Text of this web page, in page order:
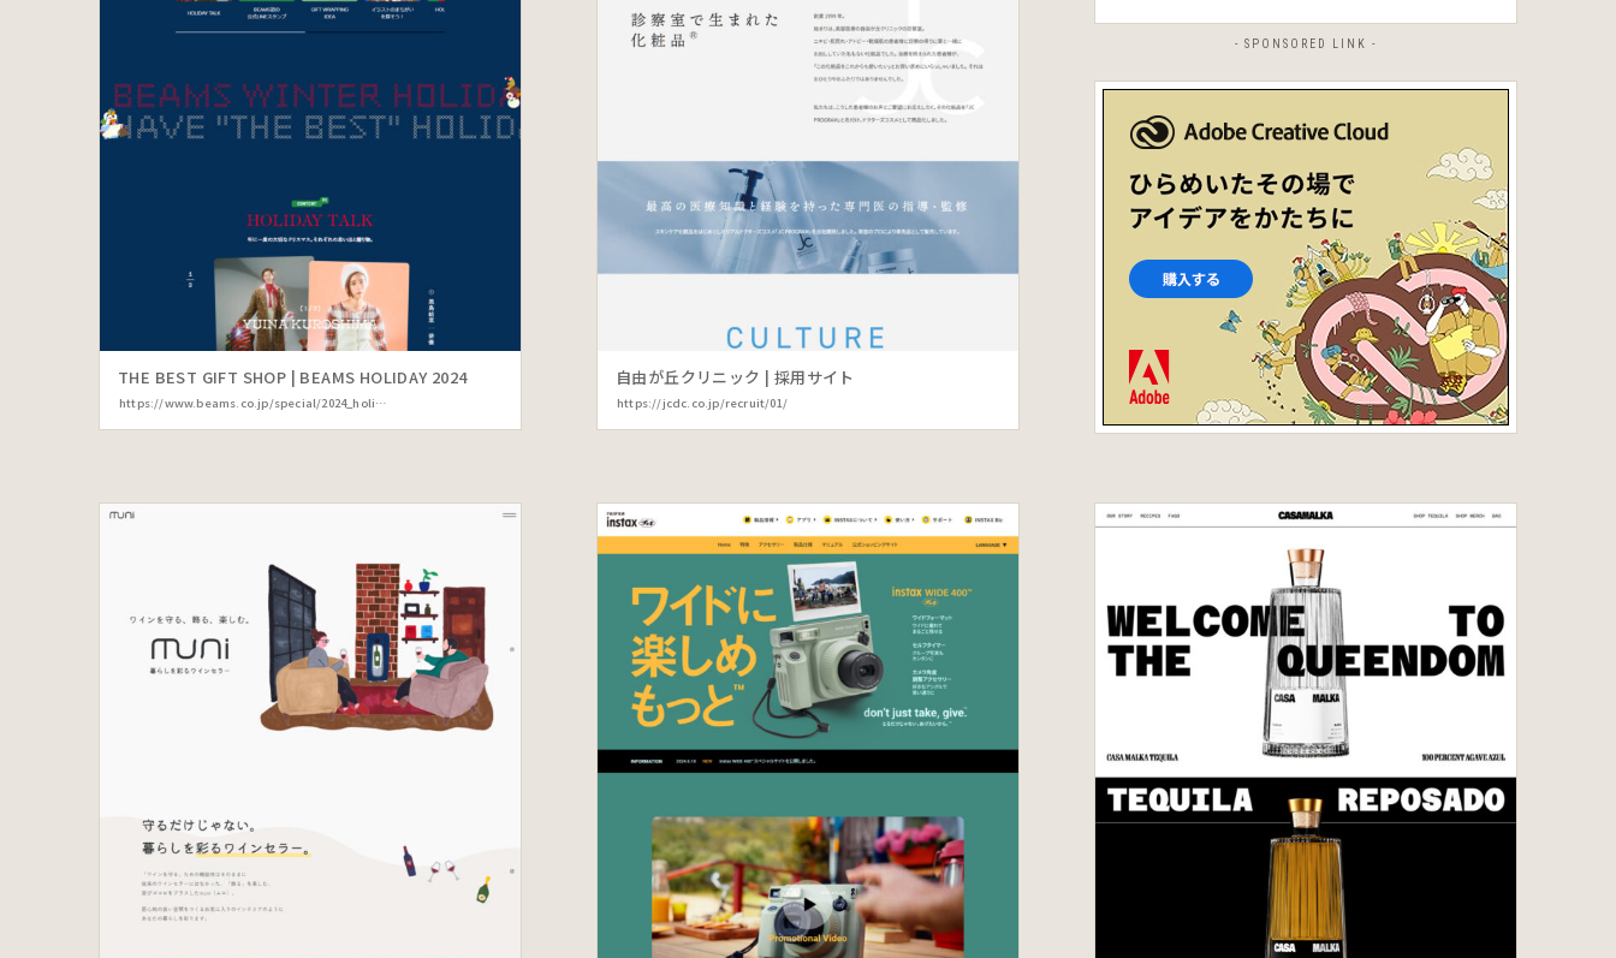
THE BEST GIFT SHOP | BEAMS HOLIDAY 2024
https://www.beams.co.jp/special/2024_holiday/
自由が丘クリニック | 採用サイト
https://jcdc.co.jp/recruit/01/
- SPONSORED LINK -